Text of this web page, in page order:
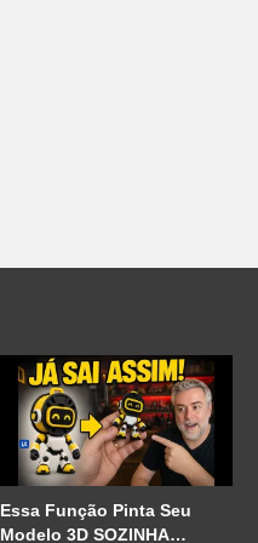
Essa Função Pinta Seu
Modelo 3D SOZINHA